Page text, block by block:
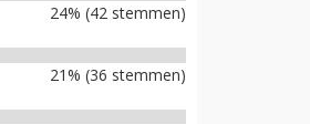
24% (42 stemmen)
21% (36 stemmen)